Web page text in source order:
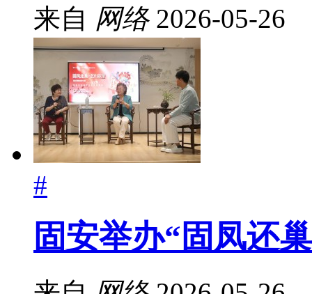
来自 网络 2026-05-26
#
固安举办“固凤还